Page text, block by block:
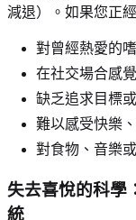
減退）。如果您正
對曾經熱愛的
在社交場合感
缺乏追求目標
難以感受快樂
對食物、音樂
失去喜悅的科學
統